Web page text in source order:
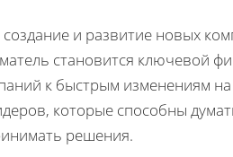
и развитие новых
становится ключевой
к быстрым изменениям
которые способны
решения.